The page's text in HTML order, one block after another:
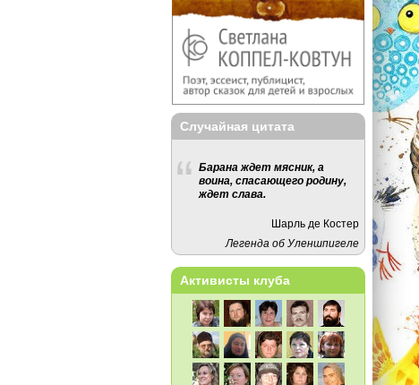
Случайная цитата
Барана ждет мясник, а
воина, спасающего родину,
ждет слава.
Шарль де Костер
Легенда oб Уленшпигеле
Активисты клуба